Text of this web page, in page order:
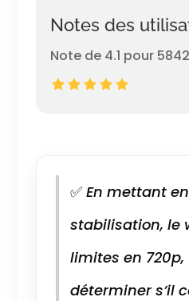
Notes des
Note de 4.1 pour
✅En mettant
stabilisation, le
limites en 720p,
déterminer s’il